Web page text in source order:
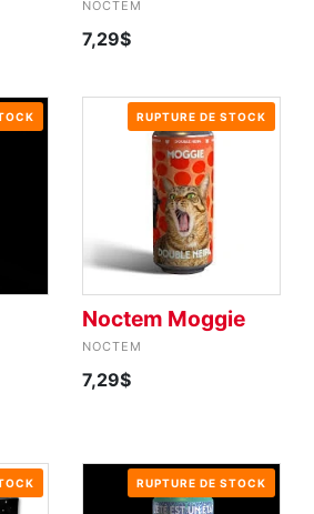
NOCTEM
7,29$
RUPTURE DE STOCK
Noctem Moggie
NOCTEM
7,29$
RUPTURE DE STOCK